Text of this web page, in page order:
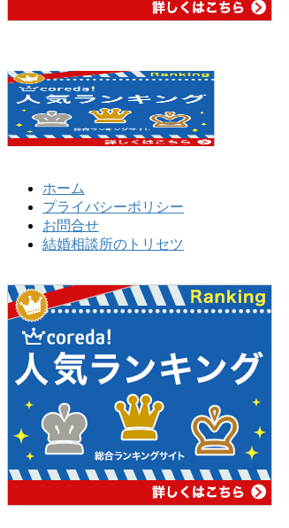
ホーム
プライバシーポリシー
お問合せ
結婚相談所のトリセツ